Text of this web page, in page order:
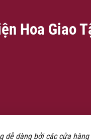
Hoa Giao
dàng bởi các cửa